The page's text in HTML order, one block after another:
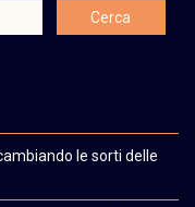
le sorti delle